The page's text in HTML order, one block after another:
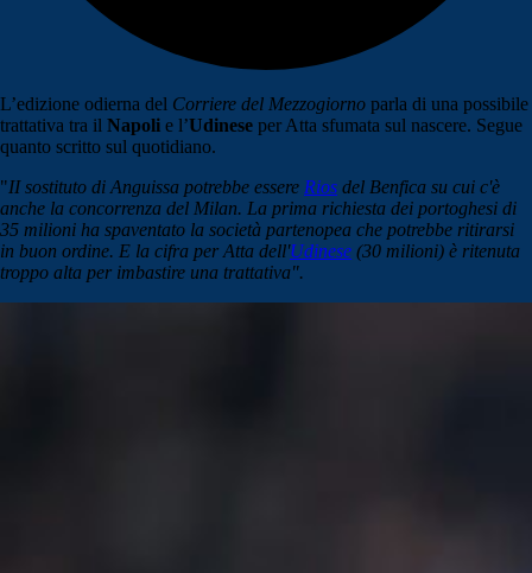
L’edizione odierna del Corriere del Mezzogiorno parla di una possibile
trattativa tra il Napoli e l’Udinese per Atta sfumata sul nascere. Segue
quanto scritto sul quotidiano.
"II sostituto di Anguissa potrebbe essere Rios del Benfica su cui c'è
anche la concorrenza del Milan. La prima richiesta dei portoghesi di
35 milioni ha spaventato la società partenopea che potrebbe ritirarsi
in buon ordine. E la cifra per Atta dell'Udinese (30 milioni) è ritenuta
troppo alta per imbastire una trattativa".